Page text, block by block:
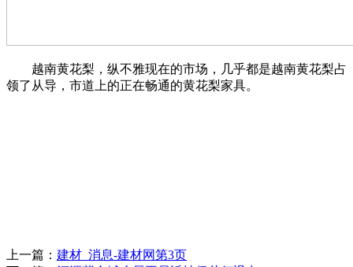
越南黄花梨，纵不雅现在的市场，几乎都是越南黄花梨占
领了从导，市道上的正在畅通的黄花梨家具。
上一篇： 建材_消息-建材网第3页